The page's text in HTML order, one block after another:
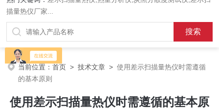
描量热仪厂家
当前位置：首页 >技术文章 >使用差示扫描量热仪时需遵循
的基本原则
使用差示扫描量热仪时需遵循的基本原